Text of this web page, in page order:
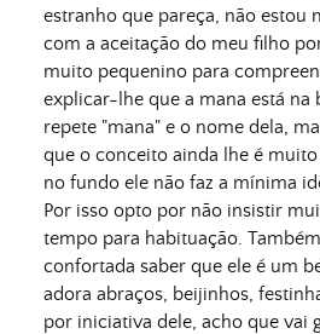
estranho que pareça, não estou
com a aceitação do meu filho
muito pequenino para
explicar-lhe que a mana está na
repete "mana" e o nome dela,
que o conceito ainda lhe é
no fundo ele não faz a mínima
Por isso opto por não insistir
tempo para habituação.
confortada saber que ele é um
adora abraços, beijinhos,
por iniciativa dele, acho que vai